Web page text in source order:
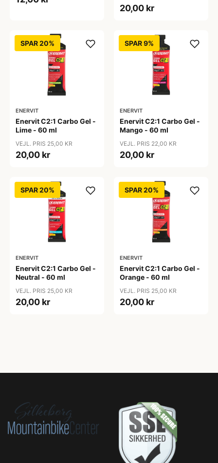
20,00 kr
SPAR 20%
ENERVIT
Enervit C2:1 Carbo Gel -
Lime - 60 ml
VEJL. PRIS 25,00 KR
20,00 kr
SPAR 9%
ENERVIT
Enervit C2:1 Carbo Gel -
Mango - 60 ml
VEJL. PRIS 22,00 KR
20,00 kr
SPAR 20%
ENERVIT
Enervit C2:1 Carbo Gel -
Neutral - 60 ml
VEJL. PRIS 25,00 KR
20,00 kr
SPAR 20%
ENERVIT
Enervit C2:1 Carbo Gel -
Orange - 60 ml
VEJL. PRIS 25,00 KR
20,00 kr